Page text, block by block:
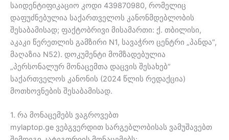
საიდენტიფიკაციო კოდი 439870980, რომელიც
დაფუძნებულია საქართველოს კანონმდებლობის
შესაბამისად; ფაქტობრივი მისამართი: ქ. თბილისი,
აკაკი წერეთლის გამზირი N1, სავაჭრო ცენტრი „პანდა”,
მაღაზია N52). დოკუმენტი მომზადებულია
„პერსონალურ მონაცემთა დაცვის შესახებ”
საქართველოს კანონის (2024 წლის რედაქცია)
მოთხოვნების შესაბამისად.
1. რა მონაცემებს ვაგროვებთ
mylaptop.ge ვებგვერდით სარგებლობისას ვამუშავებთ